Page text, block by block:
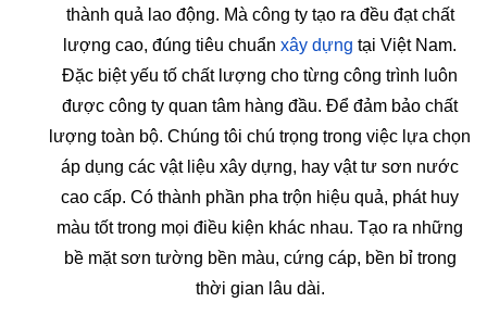
thành quả lao động. Mà công ty tạo ra đều đạt chất
lượng cao, đúng tiêu chuẩn xây dựng tại Việt Nam.
Đặc biệt yếu tố chất lượng cho từng công trình luôn
được công ty quan tâm hàng đầu. Để đảm bảo chất
lượng toàn bộ. Chúng tôi chú trọng trong việc lựa chọn
áp dụng các vật liệu xây dựng, hay vật tư sơn nước
cao cấp. Có thành phần pha trộn hiệu quả, phát huy
màu tốt trong mọi điều kiện khác nhau. Tạo ra những
bề mặt sơn tường bền màu, cứng cáp, bền bỉ trong
thời gian lâu dài.